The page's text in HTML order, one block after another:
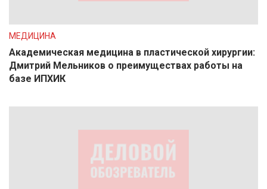
МЕДИЦИНА
Академическая медицина в пластической хирургии:
Дмитрий Мельников о преимуществах работы на
базе ИПХИК